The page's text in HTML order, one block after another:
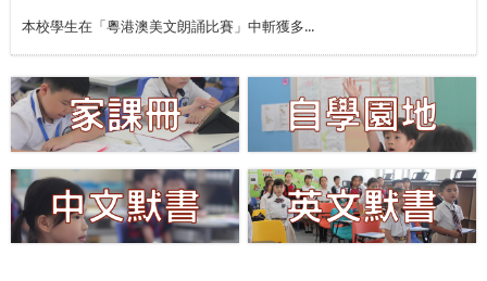
本校學生在「粵港澳美文朗誦比賽」中斬獲多...